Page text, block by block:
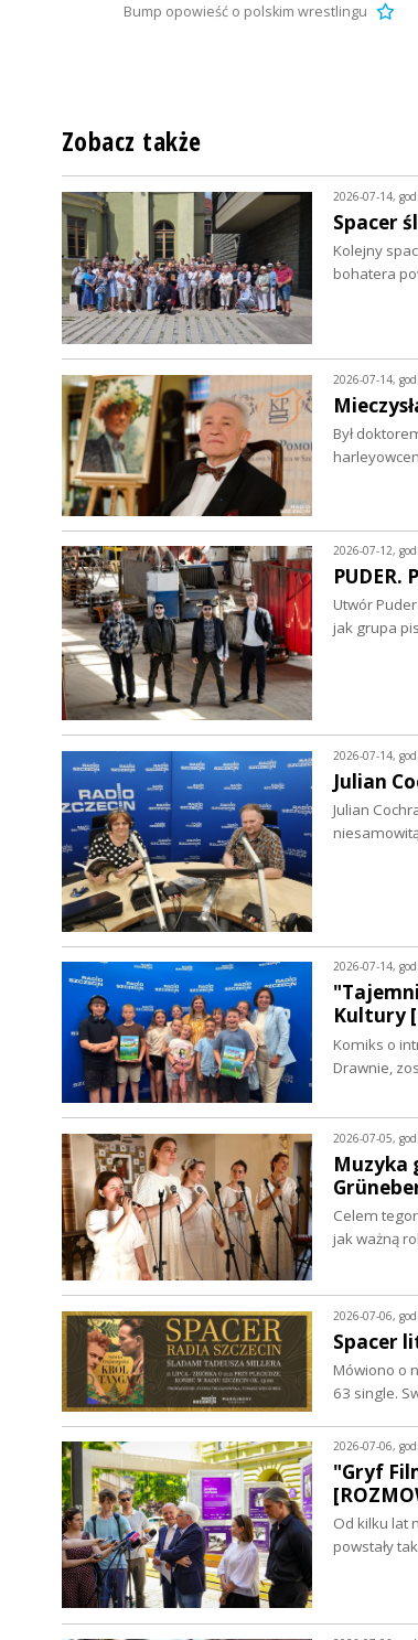
Bump opowieść o polskim wrestlingu
Zobacz także
2026-07-14,
Spacer
Kolejny
bohatera
2026-07-14,
Był
2026-07-12,
PUDER.
Utwór
jak grupa
2026-07-14,
Julian
Julian
2026-07-14,
Kultury
Komiks o
Drawnie,
2026-07-05,
Muzyka
Celem
jak ważną
2026-07-06,
Spacer
Mówiono o
63 single.
2026-07-06,
"Gryf
Od kilku lat
powstały